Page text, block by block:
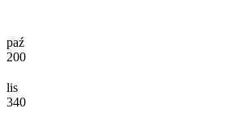
paź
200
lis
340